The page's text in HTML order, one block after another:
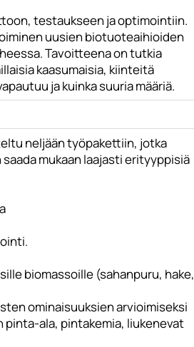
testaukseen ja optimointiin.
uusien biotuoteaihioiden
Tavoitteena on tutkia
kaasumaisia, kiinteitä
ja kuinka suuria määriä.
neljään työpakettiin, jotka
mukaan laajasti erityyppisiä
biomassoille (sahanpuru, hake,
ominaisuuksien arvioimiseksi
ala, pintakemia, liukenevat